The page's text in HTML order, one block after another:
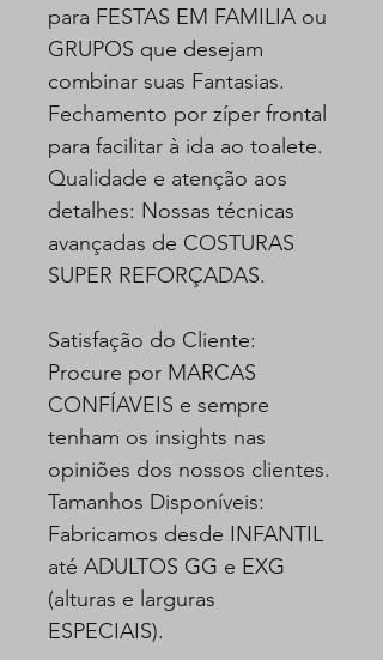
para FESTAS EM FAMILIA ou
GRUPOS que desejam
combinar suas Fantasias.
Fechamento por zíper frontal
para facilitar à ida ao toalete.
Qualidade e atenção aos
detalhes: Nossas técnicas
avançadas de COSTURAS
SUPER REFORÇADAS.
Satisfação do Cliente:
Procure por MARCAS
CONFÍAVEIS e sempre
tenham os insights nas
opiniões dos nossos clientes.
Tamanhos Disponíveis:
Fabricamos desde INFANTIL
até ADULTOS GG e EXG
(alturas e larguras
ESPECIAIS).